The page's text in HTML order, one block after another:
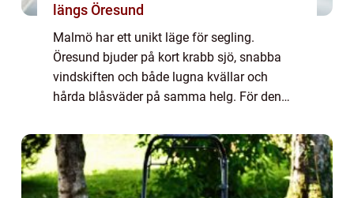
längs Öresund
Malmö har ett unikt läge för segling.
Öresund bjuder på kort krabb sjö, snabba
vindskiften och både lugna kvällar och
hårda blåsväder på samma helg. För den
krav. Ett genomtänkt val gör stor skillnad för
...